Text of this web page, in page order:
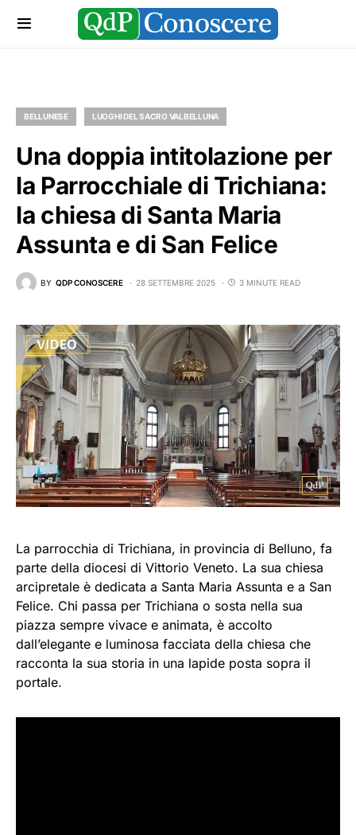
BELLUNESE LUOGHI DEL SACRO VALBELLUNA
Una doppia intitolazione per
la Parrocchiale di Trichiana:
la chiesa di Santa Maria
Assunta e di San Felice
BY QDP CONOSCERE 28 SETTEMBRE 2025 3 MINUTE READ
La parrocchia di Trichiana, in provincia di Belluno, fa
parte della diocesi di Vittorio Veneto. La sua chiesa
arcipretale è dedicata a Santa Maria Assunta e a San
Felice. Chi passa per Trichiana o sosta nella sua
piazza sempre vivace e animata, è accolto
dall’elegante e luminosa facciata della chiesa che
racconta la sua storia in una lapide posta sopra il
portale.